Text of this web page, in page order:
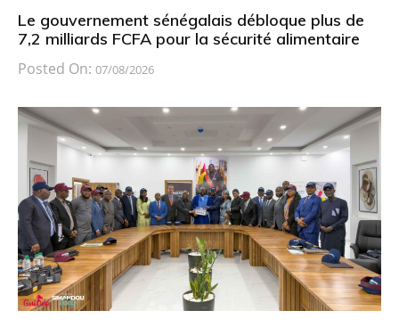
Le gouvernement sénégalais débloque plus de
7,2 milliards FCFA pour la sécurité alimentaire
Posted On: 07/08/2026